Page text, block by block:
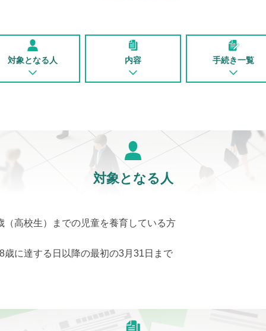
対象となる人 内容 手続き一覧
対象となる人
（高校生）までの児童を養育している方
に達する日以降の最初の3月31日まで